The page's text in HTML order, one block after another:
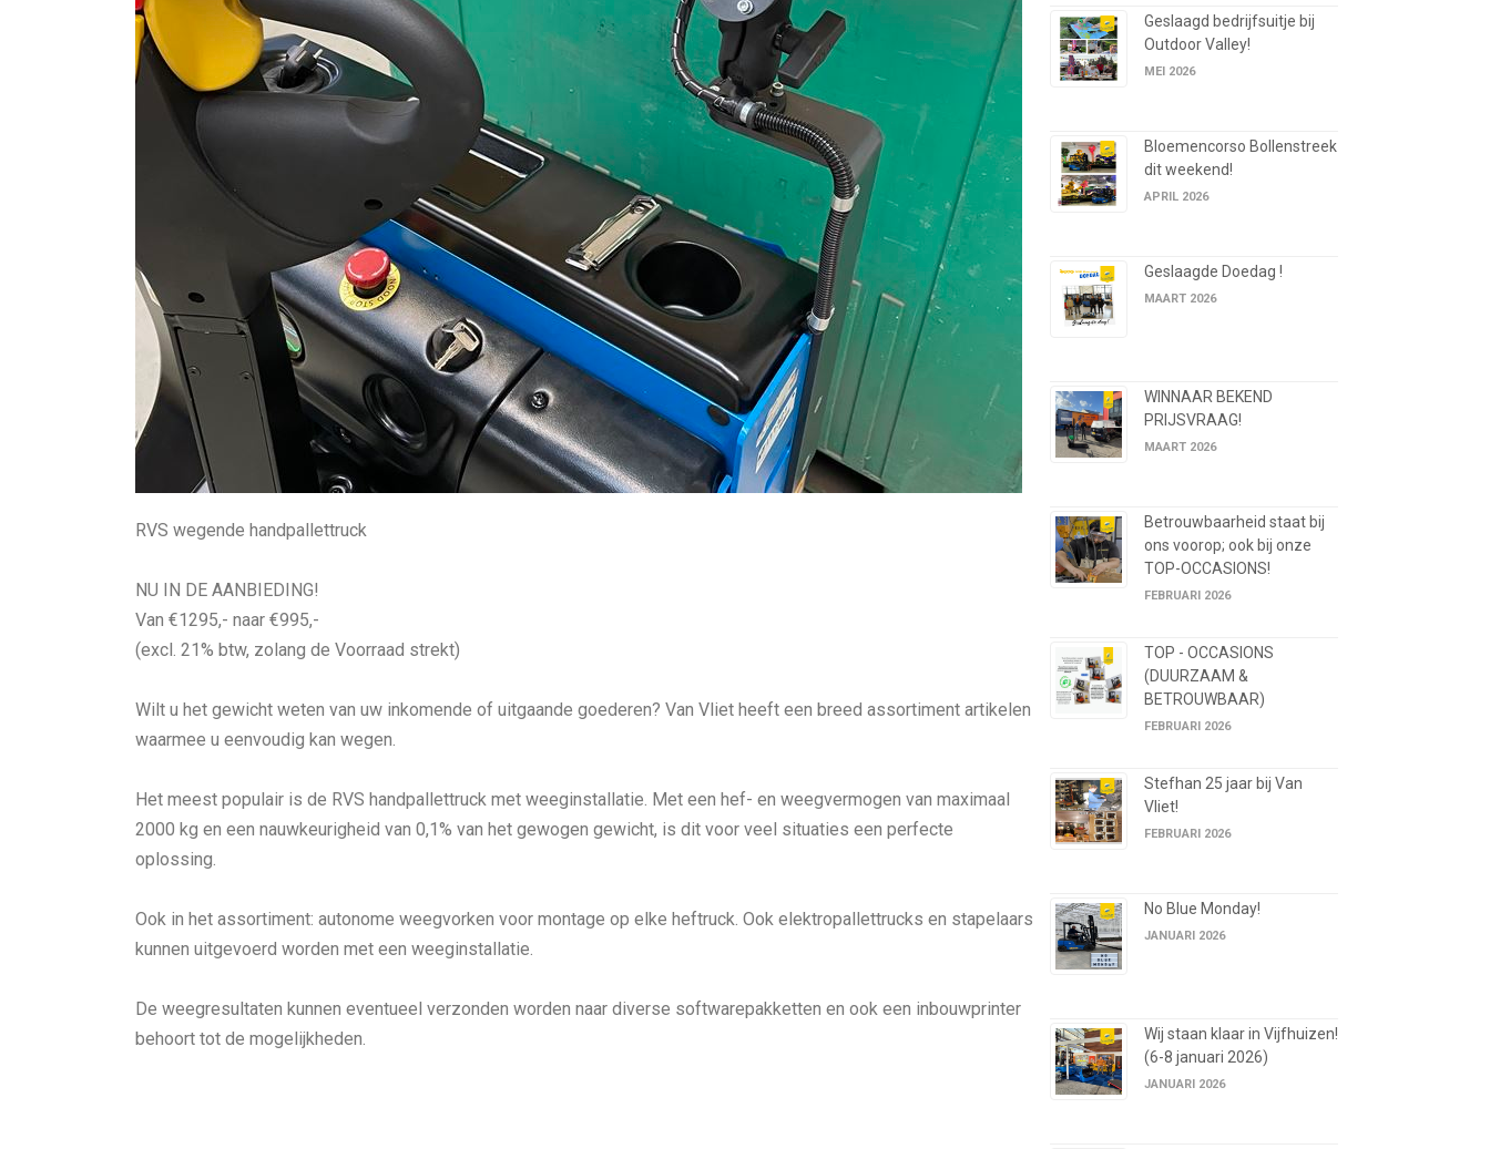
RVS wegende handpallettruck
NU IN DE AANBIEDING!
Van €1295,- naar €995,-
(excl. 21% btw, zolang de Voorraad strekt)
Wilt u het gewicht weten van uw inkomende of uitgaande goederen? Van Vliet heeft een breed assortiment artikelen
waarmee u eenvoudig kan wegen.
Het meest populair is de RVS handpallettruck met weeginstallatie. Met een hef- en weegvermogen van maximaal
2000 kg en een nauwkeurigheid van 0,1% van het gewogen gewicht, is dit voor veel situaties een perfecte
oplossing.
Ook in het assortiment: autonome weegvorken voor montage op elke heftruck. Ook elektropallettrucks en stapelaars
kunnen uitgevoerd worden met een weeginstallatie.
De weegresultaten kunnen eventueel verzonden worden naar diverse softwarepakketten en ook een inbouwprinter
behoort tot de mogelijkheden.
Geslaagd bedrijfsuitje bij
Outdoor Valley!
MEI 2026
Bloemencorso Bollenstreek
dit weekend!
APRIL 2026
Geslaagde Doedag !
MAART 2026
WINNAAR BEKEND
PRIJSVRAAG!
MAART 2026
Betrouwbaarheid staat bij
ons voorop; ook bij onze
TOP-OCCASIONS!
FEBRUARI 2026
TOP - OCCASIONS
(DUURZAAM &
BETROUWBAAR)
FEBRUARI 2026
Stefhan 25 jaar bij Van
Vliet!
FEBRUARI 2026
No Blue Monday!
JANUARI 2026
Wij staan klaar in Vijfhuizen!
(6-8 januari 2026)
JANUARI 2026